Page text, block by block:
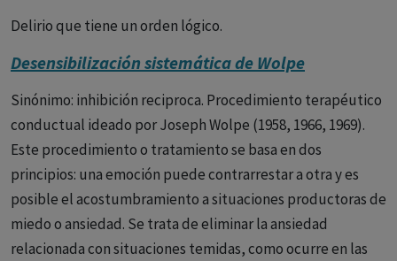
1. Sin evolución deficitaria
-Psicosis delirantes sistematizadas (paranoias): delirios
de Sérieux y Capgras, delirio sensitivo de relación de
-Psicosis alucinatorias crónicas. Viene caracterizada por la
abundancia de los fenómenos alucinatorios, fue por este
motivo llamada locura sensorial, paranoia alucinatoria y
delirio alucinatorio crónico.No va acompañada de un
Delirio que tiene un orden lógico.
Desensibilización sistemática de Wolpe
Sinónimo: inhibición reciproca. Procedimiento terapéutico
conductual ideado por Joseph Wolpe (1958, 1966, 1969).
Este procedimiento o tratamiento se basa en dos
principios: una emoción puede contrarrestar a otra y es
posible el acostumbramiento a situaciones productoras de
miedo o ansiedad. Se trata de eliminar la ansiedad
relacionada con situaciones temidas, como ocurre en las